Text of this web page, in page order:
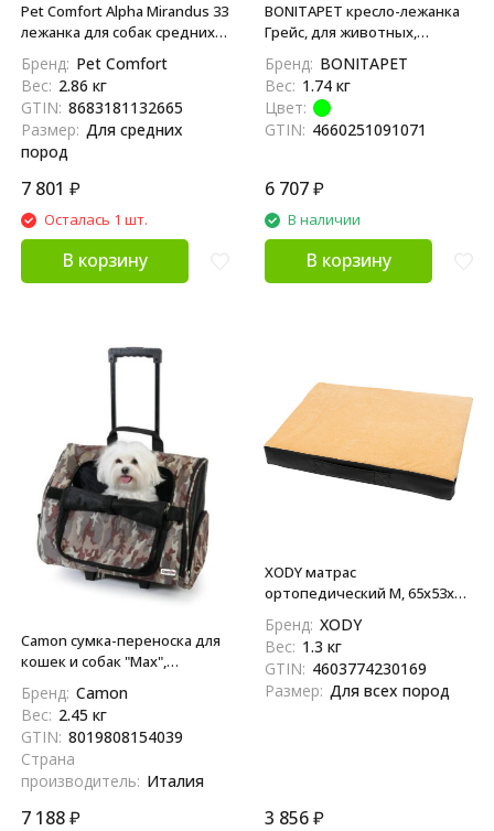
Pet Comfort Alpha Mirandus 33
лежанка для собак средних
пород, размер M (65х80 см),
синий
Бренд: Pet Comfort
Вес: 2.86 кг
GTIN: 8683181132665
Размер: Для средних
пород
7 801 ₽
Осталась 1 шт.
В корзину
BONITAPET кресло-лежанка
Грейс, для животных,
Бренд: BONITAPET
Вес: 1.74 кг
Цвет:
GTIN: 4660251091071
6 707₽
В наличии
В корзину
Camon сумка-переноска для
кошек и собак "Max",
Бренд: Camon
Вес: 2.45 кг
GTIN: 8019808154039
Страна
производитель: Италия
7 188₽
XODY матрас
ортопедический M, 65х53х8
Бренд: XODY
Вес: 1.3 кг
GTIN: 4603774230169
Размер: Для всех пород
3 856₽